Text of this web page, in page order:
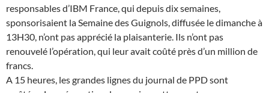
responsables d’IBM France, qui depuis dix semaines,
sponsorisaient la Semaine des Guignols, diffusée le dimanche à
13H30, n’ont pas apprécié la plaisanterie. Ils n’ont pas
renouvelé l’opération, qui leur avait coûté près d’un million de
francs.
A 15 heures, les grandes lignes du journal de PPD sont